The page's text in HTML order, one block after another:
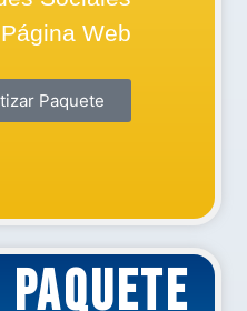
Página Web
Paquete
PAQUETE